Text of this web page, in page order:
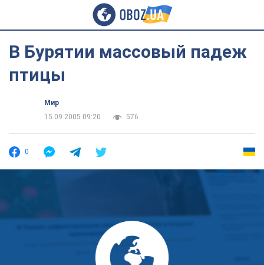
В Бурятии массовый падеж
птицы
Мир
15.09.2005 09:20
576
0